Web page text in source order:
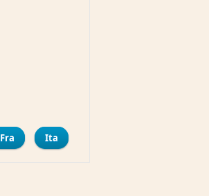
Fra Ita